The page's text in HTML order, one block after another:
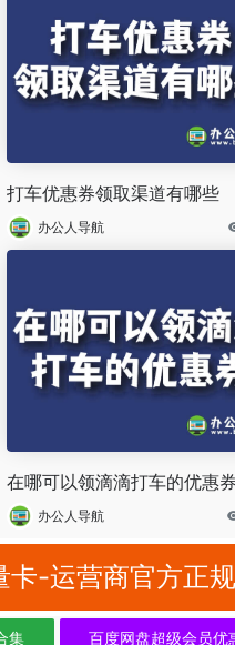
打车优惠券领取渠道有哪些
办公人导航
在哪可以领滴滴打车的优惠券
办公人导航
卡-运营商官方正规
集 百度网盘超级会员优